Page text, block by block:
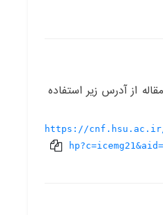
از آدرس زیر استفاده
https://